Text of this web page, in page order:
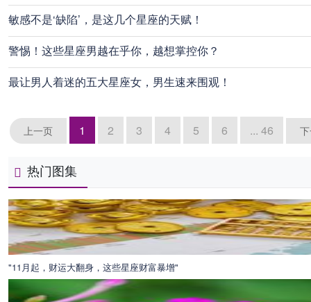
敏感不是‘缺陷’，是这几个星座的天赋！
警惕！这些星座男越在乎你，越想掌控你？
最让男人着迷的五大星座女，男生速来围观！
上一页 1 2 3 4 5 6 ... 46
热门图集
"11月起，财运大翻身，这些星座财富暴增"